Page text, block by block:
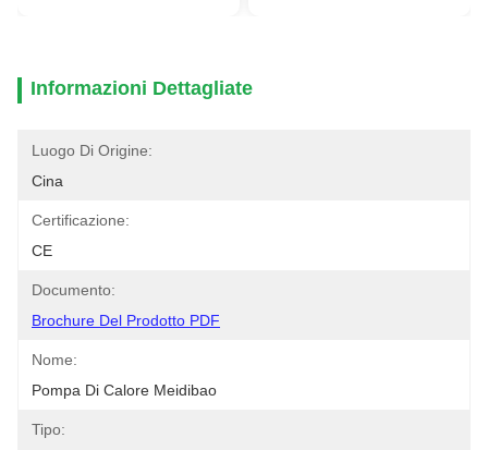
Informazioni Dettagliate
Luogo Di Origine:
Cina
Certificazione:
CE
Documento:
Brochure Del Prodotto PDF
Nome:
Pompa Di Calore Meidibao
Tipo: